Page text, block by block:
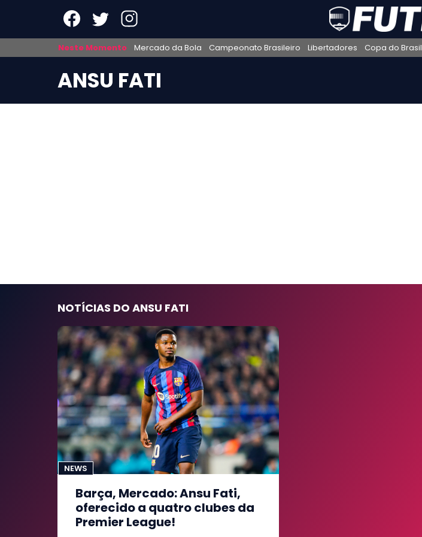
Neste Momento Mercado da Bola Campeonato Brasileiro Libertadores Copa do Brasil
ANSU FATI
NOTÍCIAS DO ANSU FATI
NEWS
Barça, Mercado: Ansu Fati,
oferecido a quatro clubes da
Premier League!